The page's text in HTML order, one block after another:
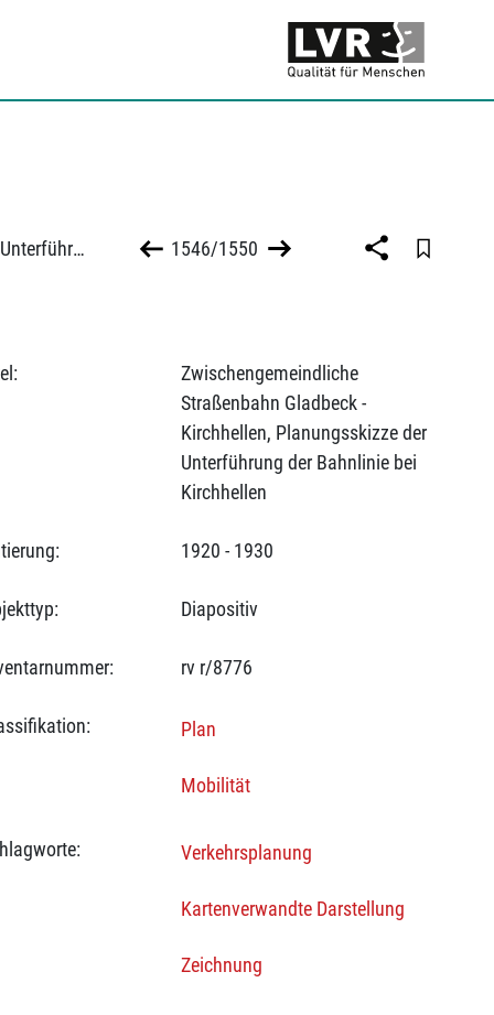
Zwischengemeindliche Straßenbahn Gladbeck - Kirchhellen, Planungsskizze der Unterführung der Bahnlinie bei Kirchhellen 1546/1550
Zwischengemeindliche
Straßenbahn Gladbeck -
Kirchhellen, Planungsskizze der
Unterführung der Bahnlinie bei
Kirchhellen
1920 - 1930
Diapositiv
rv r/8776
Plan
Mobilität
Verkehrsplanung
Kartenverwandte Darstellung
Zeichnung